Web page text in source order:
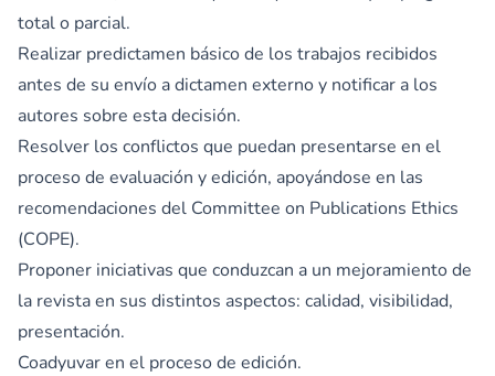
total o parcial.
Realizar predictamen básico de los trabajos recibidos
antes de su envío a dictamen externo y notificar a los
autores sobre esta decisión.
Resolver los conflictos que puedan presentarse en el
proceso de evaluación y edición, apoyándose en las
recomendaciones del Committee on Publications Ethics
(COPE).
Proponer iniciativas que conduzcan a un mejoramiento de
la revista en sus distintos aspectos: calidad, visibilidad,
presentación.
Coadyuvar en el proceso de edición.